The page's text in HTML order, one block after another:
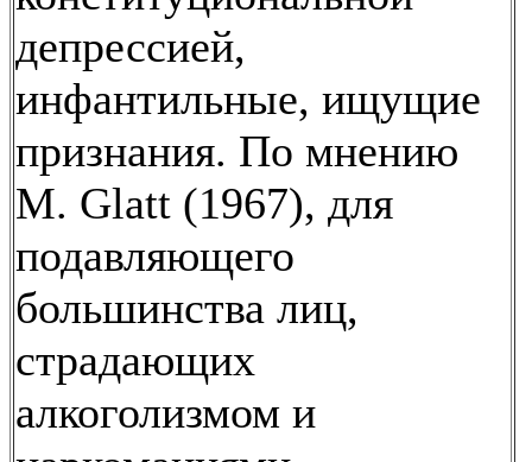
депрессией,
инфантильные, ищущие
признания. По мнению
М. Glatt (1967), для
подавляющего
большинства лиц,
страдающих
алкоголизмом и